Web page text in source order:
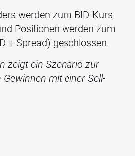
werden zum BID-Kurs
Positionen werden zum
+ Spread) geschlossen.
zeigt ein Szenario zur
mit einer Sell-